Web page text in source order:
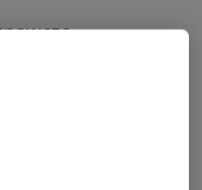
do wieku i
opartej na
rozumiał
realny wpływ na